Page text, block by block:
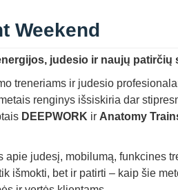
Weekend
judesio ir naujų patirčių
treneriams ir judesio
renginys išsiskiria dar
DEEPWORK ir Anatomy
judesį, mobilumą, funkcines
išmokti, bet ir patirti – kaip šie